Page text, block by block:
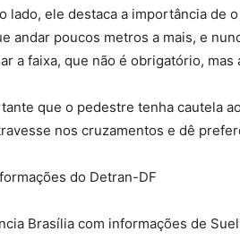
lado, ele destaca a importância de
andar poucos metros a mais, e
a faixa, que não é obrigatório, mas
que o pedestre tenha cautela
nos cruzamentos e dê
do Detran-DF
Brasília com informações de